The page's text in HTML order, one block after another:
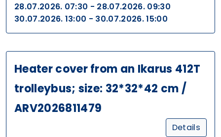
28.07.2026. 07:30 - 28.07.2026. 09:30
30.07.2026. 13:00 - 30.07.2026. 15:00
Heater cover from an Ikarus 412T
trolleybus; size: 32*32*42 cm /
ARV2026811479
Details